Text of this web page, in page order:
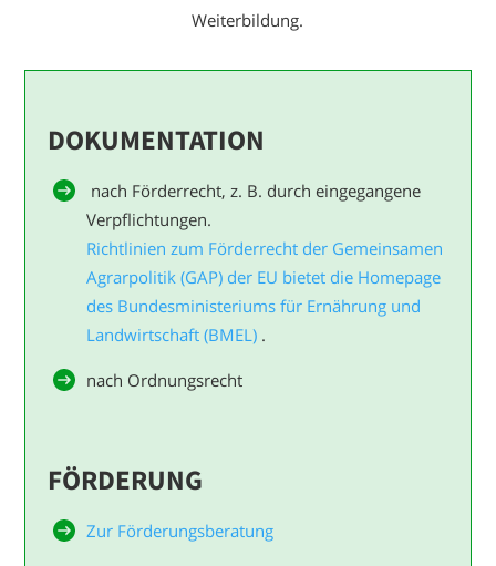
Weiterbildung.
DOKUMENTATION
nach Förderrecht, z. B. durch eingegangene
Verpflichtungen.
Richtlinien zum Förderrecht der Gemeinsamen
Agrarpolitik (GAP) der EU bietet die Homepage
des Bundesministeriums für Ernährung und
Landwirtschaft (BMEL) .
nach Ordnungsrecht
FÖRDERUNG
Zur Förderungsberatung